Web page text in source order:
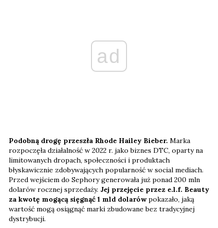
ad
Podobną drogę przeszła Rhode Hailey Bieber. Marka
rozpoczęła działalność w 2022 r. jako biznes DTC, oparty na
limitowanych dropach, społeczności i produktach
błyskawicznie zdobywających popularność w social mediach.
Przed wejściem do Sephory generowała już ponad 200 mln
dolarów rocznej sprzedaży. Jej przejęcie przez e.l.f. Beauty
za kwotę mogącą sięgnąć 1 mld dolarówpokazało, jaką
wartość mogą osiągnąć marki zbudowane bez tradycyjnej
dystrybucji.